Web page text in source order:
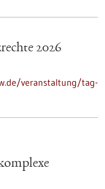
2026
veranstaltung/tag-